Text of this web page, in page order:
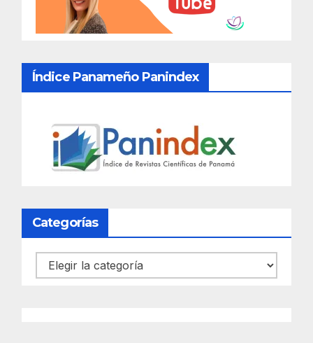
Índice Panameño Panindex
Categorías
Categorías